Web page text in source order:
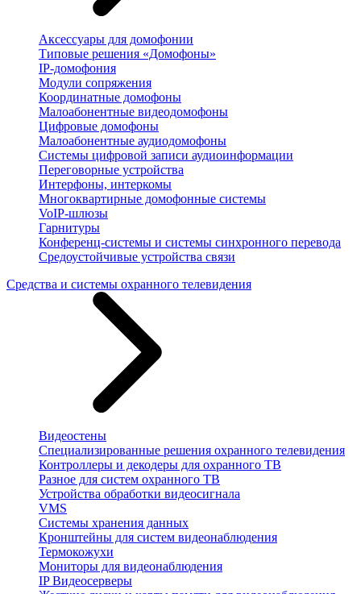
Аксессуары для домофонии
Типовые решения «Домофоны»
IP-домофония
Модули сопряжения
Координатные домофоны
Малоабонентные видеодомофоны
Цифровые домофоны
Малоабонентные аудиодомофоны
Системы цифровой записи аудиоинформации
Переговорные устройства
Интерфоны, интеркомы
Многоквартирные домофонные системы
VoIP-шлюзы
Гарнитуры
Конференц-системы и системы синхронного перевода
Средоустойчивые устройства связи
Средства и системы охранного телевидения
Видеостены
Специализированные решения охранного телевидения
Контроллеры и декодеры для охранного ТВ
Разное для систем охранного ТВ
Устройства обработки видеосигнала
VMS
Системы хранения данных
Кронштейны для систем видеонаблюдения
Термокожухи
Мониторы для видеонаблюдения
IP Видеосерверы